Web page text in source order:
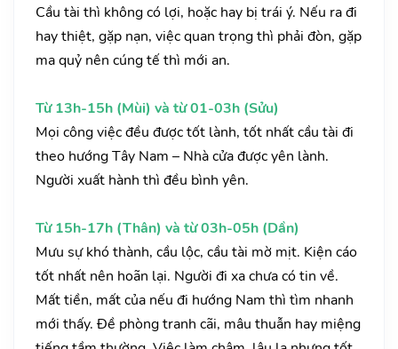
Cầu tài thì không có lợi, hoặc hay bị trái ý. Nếu ra đi
hay thiệt, gặp nạn, việc quan trọng thì phải đòn, gặp
ma quỷ nên cúng tế thì mới an.
Từ 13h-15h (Mùi) và từ 01-03h (Sửu)
Mọi công việc đều được tốt lành, tốt nhất cầu tài đi
theo hướng Tây Nam – Nhà cửa được yên lành.
Người xuất hành thì đều bình yên.
Từ 15h-17h (Thân) và từ 03h-05h (Dần)
Mưu sự khó thành, cầu lộc, cầu tài mờ mịt. Kiện cáo
tốt nhất nên hoãn lại. Người đi xa chưa có tin về.
Mất tiền, mất của nếu đi hướng Nam thì tìm nhanh
mới thấy. Đề phòng tranh cãi, mâu thuẫn hay miệng